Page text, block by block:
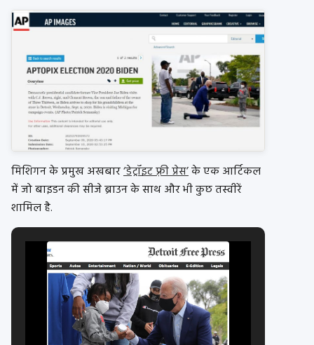
मिशिगन के प्रमुख अखबार‘डेट्रॉइट फ़्री प्रेस’के एक आर्टिकल
में जो बाइडन की सीजे ब्राउन के साथ और भी कुछ तस्वीरें
शामिल है.